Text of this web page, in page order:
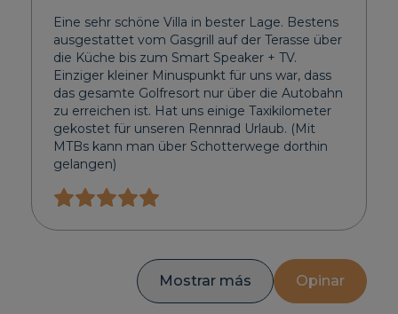
Eine sehr schöne Villa in bester Lage. Bestens
ausgestattet vom Gasgrill auf der Terasse über
die Küche bis zum Smart Speaker + TV.
Einziger kleiner Minuspunkt für uns war, dass
das gesamte Golfresort nur über die Autobahn
zu erreichen ist. Hat uns einige Taxikilometer
gekostet für unseren Rennrad Urlaub. (Mit
MTBs kann man über Schotterwege dorthin
gelangen)
Mostrar más Opinar